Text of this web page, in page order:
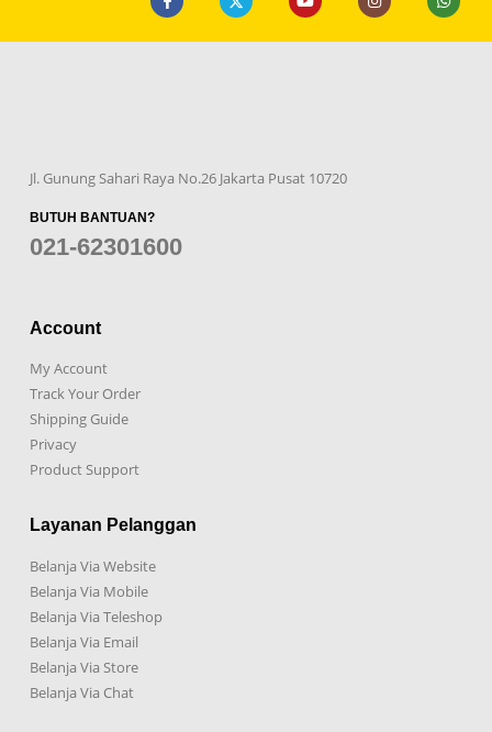
Jl. Gunung Sahari Raya No.26 Jakarta Pusat 10720
BUTUH BANTUAN?
021-62301600
Account
My Account
Track Your Order
Shipping Guide
Privacy
Product Support
Layanan Pelanggan
Belanja Via Website
Belanja Via Mobile
Belanja Via Teleshop
Belanja Via Email
Belanja Via Store
Belanja Via Chat